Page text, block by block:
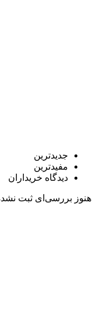
جدیدترین
مفیدترین
دیدگاه خریداران
هنوز بررسی‌ای ثبت